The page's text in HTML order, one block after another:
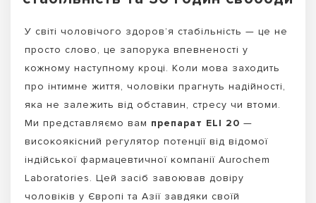
У світі чоловічого здоров’я стабільність — це не
просто слово, це запорука впевненості у
кожному наступному кроці. Коли мова заходить
про інтимне життя, чоловіки прагнуть надійності,
яка не залежить від обставин, стресу чи втоми.
Ми представляємо вам препарат ELI 20 —
високоякісний регулятор потенції від відомої
індійської фармацевтичної компанії Aurochem
Laboratories. Цей засіб завоював довіру
чоловіків у Європі та Азії завдяки своїй